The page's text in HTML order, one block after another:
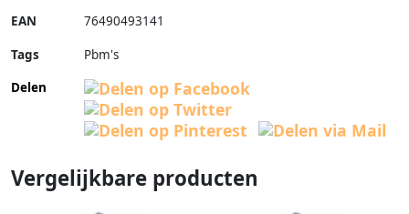
EAN 76490493141
Tags
Pbm's
Delen
Vergelijkbare producten